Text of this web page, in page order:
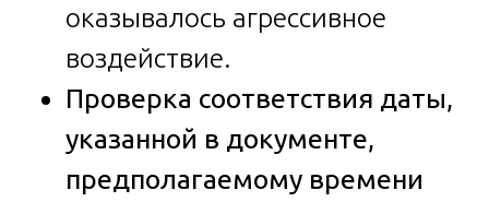
оказывалось агрессивное
воздействие.
Проверка соответствия даты,
указанной в документе,
предполагаемому времени